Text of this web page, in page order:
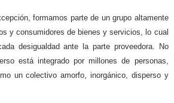
formamos parte de un grupo altamente
y consumidores de bienes y servicios, lo cual
desigualdad ante la parte proveedora. No
está integrado por millones de personas,
un colectivo amorfo, inorgánico, disperso y